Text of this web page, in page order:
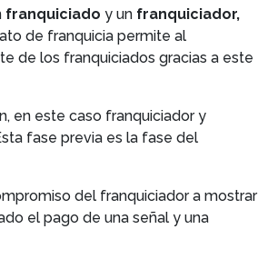
franquiciado y un franquiciador,
de franquicia permite al
de los franquiciados gracias a este
en este caso franquiciador y
fase previa es la fase del
del franquiciador a mostrar
el pago de una señal y una